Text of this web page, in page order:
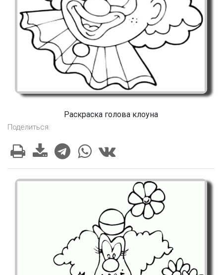
Раскраска голова клоуна
Поделиться: